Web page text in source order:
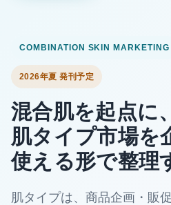
COMBINATION SKIN MARKETING
2026年夏 発刊予定
混合肌を起点に、
肌タイプ市場を
使える形で整理
肌タイプは、商品企画・販